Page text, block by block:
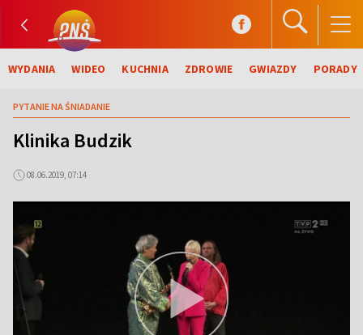
WYDANIA WIDEO KUCHNIA ZDROWIE GWIAZDY PORADY
PYTANIE NA ŚNIADANIE
Klinika Budzik
08.06.2019, 07:14